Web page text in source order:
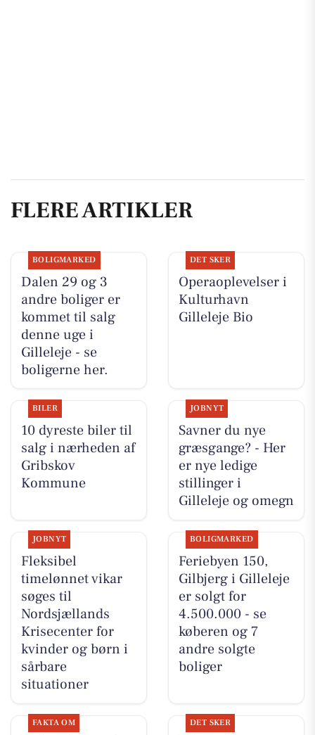
FLERE ARTIKLER
BOLIGMARKED
Dalen 29 og 3
andre boliger er
kommet til salg
denne uge i
Gilleleje - se
boligerne her.
DET SKER
Operaoplevelser i
Kulturhavn
Gilleleje Bio
BILER
10 dyreste biler til
salg i nærheden af
Gribskov
Kommune
JOBNYT
Savner du nye
græsgange? - Her
er nye ledige
stillinger i
Gilleleje og omegn
JOBNYT
Fleksibel
timelønnet vikar
søges til
Nordsjællands
Krisecenter for
kvinder og børn i
sårbare
situationer
BOLIGMARKED
Feriebyen 150,
Gilbjerg i Gilleleje
er solgt for
4.500.000 - se
køberen og 7
andre solgte
boliger
FAKTA OM DET SKER